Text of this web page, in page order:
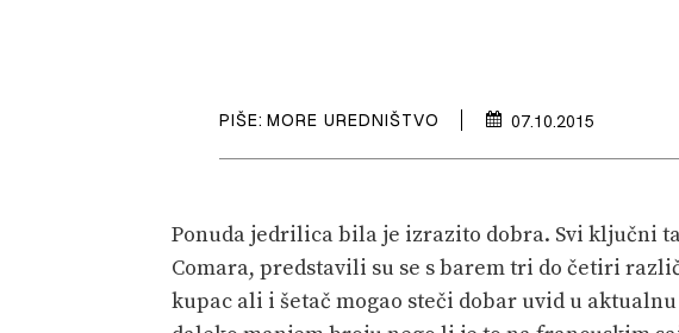
PIŠE: MORE UREDNIŠTVO 07.10.2015
Ponuda jedrilica bila je izrazito dobra. Svi ključni
Comara, predstavili su se s barem tri do četiri
kupac ali i šetač mogao steči dobar uvid u